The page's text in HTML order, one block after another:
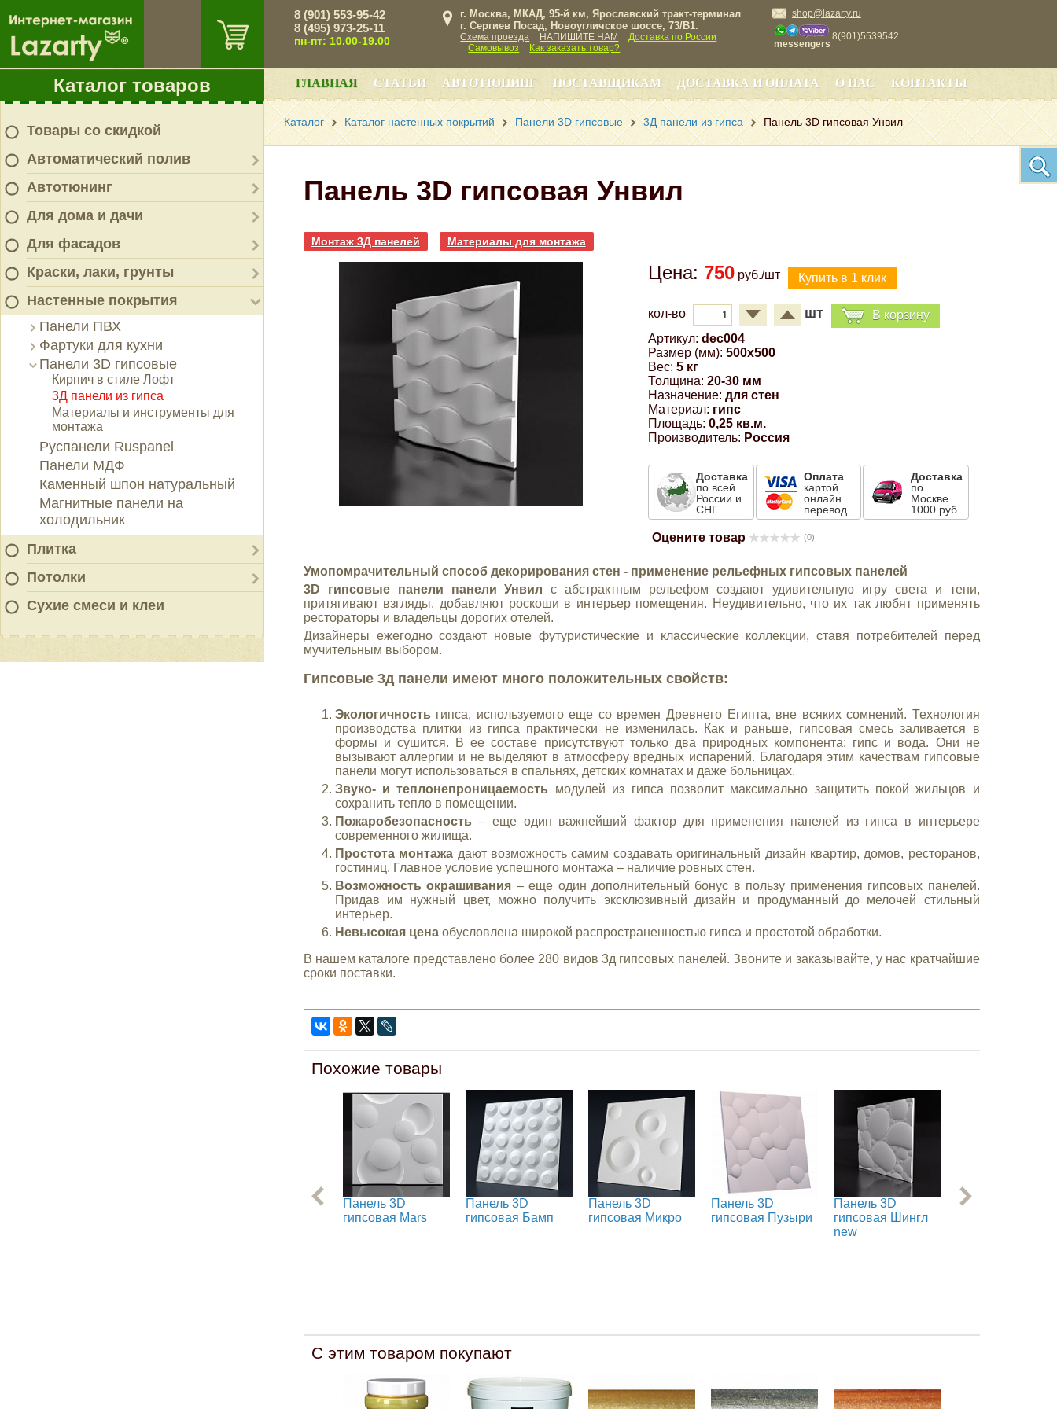
Каталог товаров
Товары со скидкой
Автоматический полив
Автотюнинг
Для дома и дачи
Для фасадов
Краски, лаки, грунты
Настенные покрытия
Панели ПВХ
Фартуки для кухни
Панели 3D гипсовые
Кирпич в стиле Лофт
3Д панели из гипса
Материалы и инструменты для
монтажа
Руспанели Ruspanel
Панели МДФ
Каменный шпон натуральный
Магнитные панели на
холодильник
Плитка
Потолки
Сухие смеси и клеи
8 (901) 553-95-42
8 (495) 973-25-11
пн-пт: 10.00-19.00
г. Москва, МКАД, 95-й км, Ярославский тракт-терминал
г. Сергиев Посад, Новоугличское шоссе, 73/B1.
Схема проезда НАПИШИТЕ НАМ
Доставка по России
Самовывоз
Как заказать товар?
shop@lazarty.ru
messengers
8(901)5539542
ГЛАВНАЯ СТАТЬИ АВТОТЮНИНГ ПОСТАВЩИКАМ ДОСТАВКА И ОПЛАТА О НАС КОНТАКТЫ
Каталог Каталог настенных покрытий Панели 3D гипсовые 3Д панели из гипса Панель 3D гипсовая Унвил
Панель 3D гипсовая Унвил
Монтаж 3Д панелей Материалы для монтажа
Цена: 750 руб./шт
кол-во шт
В корзину
Артикул: dec004
Размер (мм): 500x500
Вес: 5 кг
Толщина: 20-30 мм
Назначение: для стен
Материал: гипс
Площадь: 0,25 кв.м.
Производитель: Россия
Доставка
по всей
России и
СНГ
Оплата
картой
онлайн
перевод
Доставка
по
Москве
1000 руб.
Оцените товар (0)
Умопомрачительный способ декорирования стен - применение рельефных гипсовых панелей
3D гипсовые панели панели Унвил с абстрактным рельефом создают удивительную игру света и тени,
притягивают взгляды, добавляют роскоши в интерьер помещения. Неудивительно, что их так любят применять
рестораторы и владельцы дорогих отелей.
Дизайнеры ежегодно создают новые футуристические и классические коллекции, ставя потребителей перед
мучительным выбором.
Гипсовые 3д панели имеют много положительных свойств:
Экологичность гипса, используемого еще со времен Древнего Египта, вне всяких сомнений. Технология
производства плитки из гипса практически не изменилась. Как и раньше, гипсовая смесь заливается в
формы и сушится. В ее составе присутствуют только два природных компонента: гипс и вода. Они не
вызывают аллергии и не выделяют в атмосферу вредных испарений. Благодаря этим качествам гипсовые
панели могут использоваться в спальнях, детских комнатах и даже больницах.
Звуко- и теплонепроницаемость модулей из гипса позволит максимально защитить покой жильцов и
сохранить тепло в помещении.
Пожаробезопасность – еще один важнейший фактор для применения панелей из гипса в интерьере
современного жилища.
Простота монтажа дают возможность самим создавать оригинальный дизайн квартир, домов, ресторанов,
гостиниц. Главное условие успешного монтажа – наличие ровных стен.
Возможность окрашивания – еще один дополнительный бонус в пользу применения гипсовых панелей.
Придав им нужный цвет, можно получить эксклюзивный дизайн и продуманный до мелочей стильный
интерьер.
Невысокая ценаобусловлена широкой распространенностью гипса и простотой обработки.
В нашем каталоге представлено более 280 видов 3д гипсовых панелей. Звоните и заказывайте, у нас кратчайшие
сроки поставки.
Похожие товары
Панель 3D
гипсовая Mars
Панель 3D
гипсовая Бамп
Панель 3D
гипсовая Микро
Панель 3D
гипсовая Пузыри
Панель 3D
гипсовая Шингл
new
Панель 3D
С этим товаром покупают